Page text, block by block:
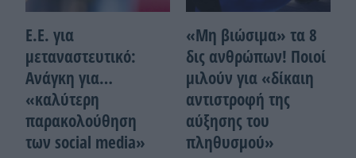
Ε.Ε. για
μεταναστευτικό:
Ανάγκη για…
«καλύτερη
παρακολούθηση
των social media»
«Μη βιώσιμα» τα 8
δις ανθρώπων! Ποιοί
μιλούν για «δίκαιη
αντιστροφή της
αύξησης του
πληθυσμού»